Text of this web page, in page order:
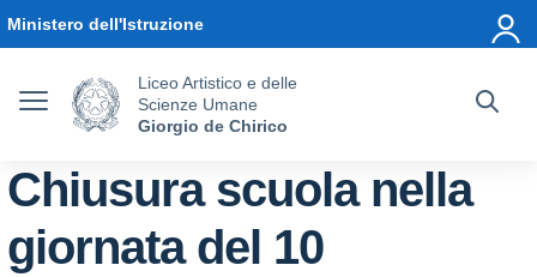
Ministero dell'Istruzione
Liceo Artistico e delle
Scienze Umane
Giorgio de Chirico
Chiusura scuola nella
giornata del 10